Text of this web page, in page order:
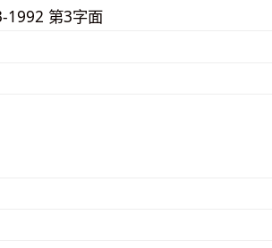
1992 第3字面